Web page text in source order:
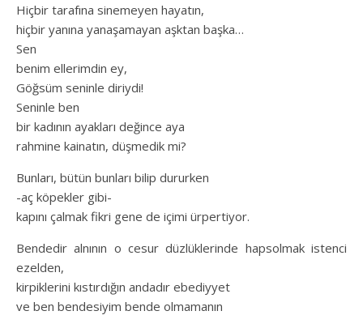
Hiçbir tarafına sinemeyen hayatın,
hiçbir yanına yanaşamayan aşktan başka…
Sen
benim ellerimdin ey,
Göğsüm seninle diriydi!
Seninle ben
bir kadının ayakları değince aya
rahmine kainatın, düşmedik mi?
Bunları, bütün bunları bilip dururken
-aç köpekler gibi-
kapını çalmak fikri gene de içimi ürpertiyor.
Bendedir alnının o cesur düzlüklerinde hapsolmak istenci
ezelden,
kirpiklerini kıstırdığın andadır ebediyyet
ve ben bendesiyim bende olmamanın